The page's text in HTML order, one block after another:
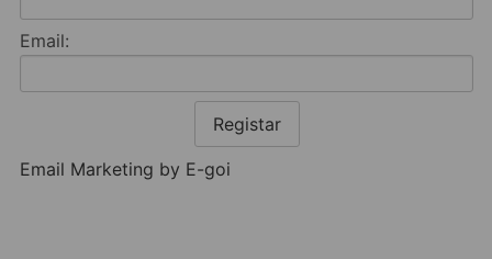
Email:
Registar
Email Marketing by E-goi